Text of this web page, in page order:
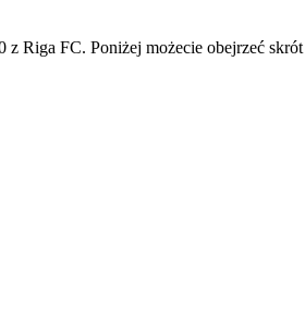
Riga FC. Poniżej możecie obejrzeć